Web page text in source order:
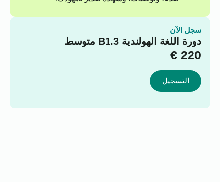
سجل الآن
دورة اللغة الهولندية B1.3 متوسط
€ 220
التسجيل